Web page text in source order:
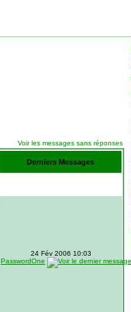
Voir les messages sans réponses
Derniers Messages
24 Fév 2006 10:03
PasswordOne